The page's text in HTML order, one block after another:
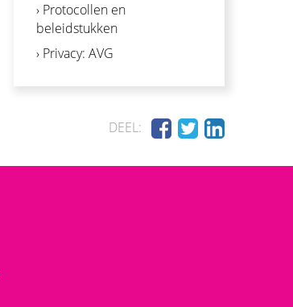
› Protocollen en
beleidstukken
› Privacy: AVG
DEEL: